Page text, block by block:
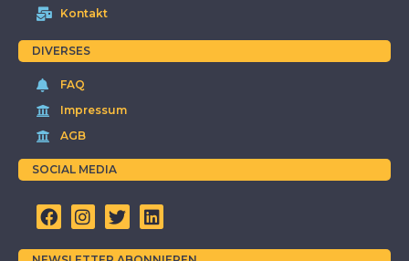
Kontakt
DIVERSES
FAQ
Impressum
AGB
SOCIAL MEDIA